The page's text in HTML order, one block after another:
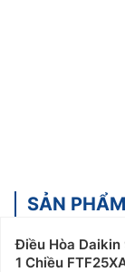
SẢN
Điều Hòa
1 Chiều